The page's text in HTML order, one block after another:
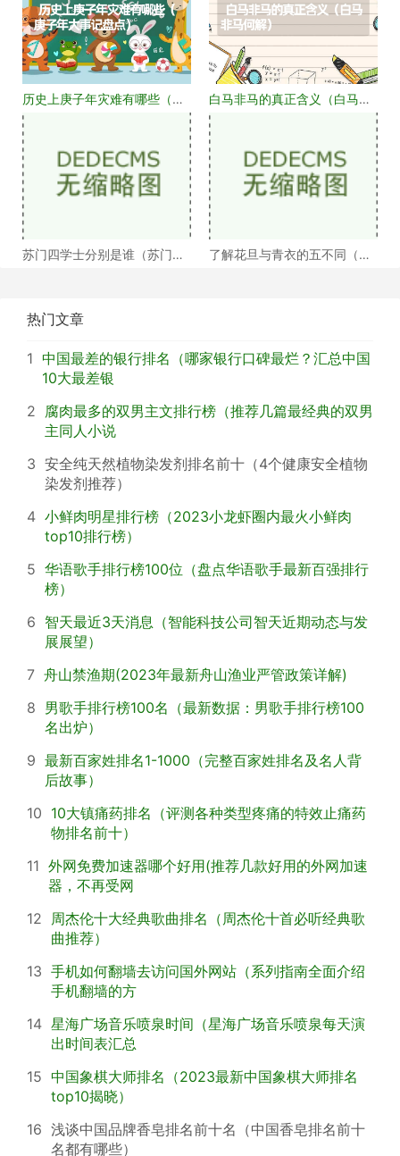
历史上庚子年灾难有哪些（庚
子年大事记盘点）
白马非马的真正含义（白马非
马何解）
苏门四学士分别是谁（苏门四
了解花旦与青衣的五不同（浅
热门文章
1 中国最差的银行排名（哪家银行口碑最烂？汇总中国
10大最差银
2 腐肉最多的双男主文排行榜（推荐几篇最经典的双男
主同人小说
3 安全纯天然植物染发剂排名前十（4个健康安全植物
染发剂推荐）
4 小鲜肉明星排行榜（2023小龙虾圈内最火小鲜肉
top10排行榜）
5 华语歌手排行榜100位（盘点华语歌手最新百强排行
榜）
6 智天最近3天消息（智能科技公司智天近期动态与发
展展望）
7 舟山禁渔期(2023年最新舟山渔业严管政策详解)
8 男歌手排行榜100名（最新数据：男歌手排行榜100
名出炉）
9 最新百家姓排名1-1000（完整百家姓排名及名人背
后故事）
10 10大镇痛药排名（评测各种类型疼痛的特效止痛药
物排名前十）
11 外网免费加速器哪个好用(推荐几款好用的外网加速
器，不再受网
12 周杰伦十大经典歌曲排名（周杰伦十首必听经典歌
曲推荐）
13 手机如何翻墙去访问国外网站（系列指南全面介绍
手机翻墙的方
14 星海广场音乐喷泉时间（星海广场音乐喷泉每天演
出时间表汇总
15 中国象棋大师排名（2023最新中国象棋大师排名
top10揭晓）
16 浅谈中国品牌香皂排名前十名（中国香皂排名前十
名都有哪些）